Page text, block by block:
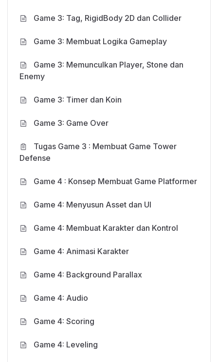
Game 3: Tag, RigidBody 2D dan Collider
Game 3: Membuat Logika Gameplay
Game 3: Memunculkan Player, Stone dan
Enemy
Game 3: Timer dan Koin
Game 3: Game Over
Tugas Game 3 : Membuat Game Tower
Defense
Game 4 : Konsep Membuat Game Platformer
Game 4: Menyusun Asset dan UI
Game 4: Membuat Karakter dan Kontrol
Game 4: Animasi Karakter
Game 4: Background Parallax
Game 4: Audio
Game 4: Scoring
Game 4: Leveling